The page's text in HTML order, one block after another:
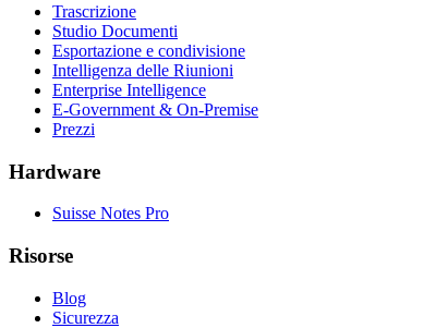
Trascrizione
Studio Documenti
Esportazione e condivisione
Intelligenza delle Riunioni
Enterprise Intelligence
E-Government & On-Premise
Prezzi
Hardware
Suisse Notes Pro
Risorse
Blog
Sicurezza